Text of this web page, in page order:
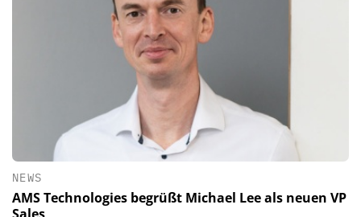
NEWS
AMS Technologies begrüßt Michael Lee als neuen VP